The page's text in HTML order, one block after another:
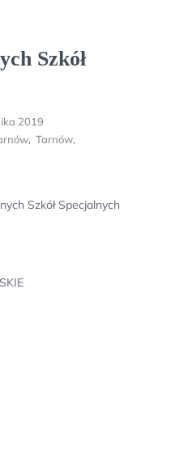
Szkół
2019
, Tarnów,
Szkół Specjalnych